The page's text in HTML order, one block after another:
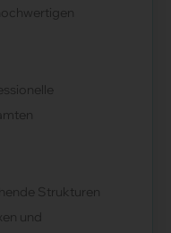
Strukturen
und